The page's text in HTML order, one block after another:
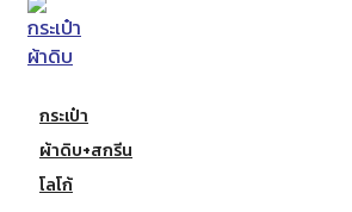
กระเป๋า
ผ้าดิบ+สกรีน
โลโก้